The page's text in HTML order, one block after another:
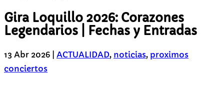
Gira Loquillo 2026: Corazones
Legendarios | Fechas y Entradas
13 Abr 2026 ACTUALIDAD, noticias, proximos
conciertos